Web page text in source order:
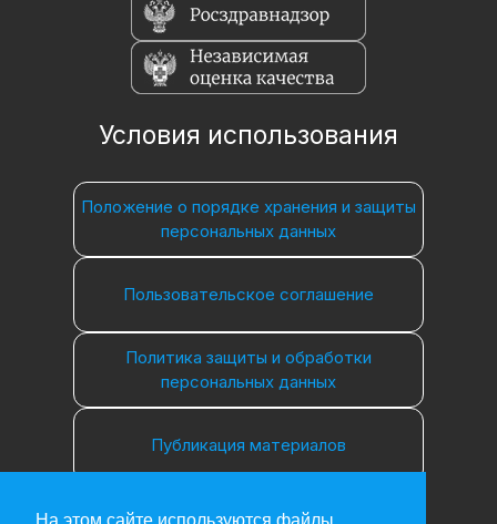
Условия использования
Положение о порядке хранения и защиты
персональных данных
Пользовательское соглашение
Политика защиты и обработки
персональных данных
Публикация материалов